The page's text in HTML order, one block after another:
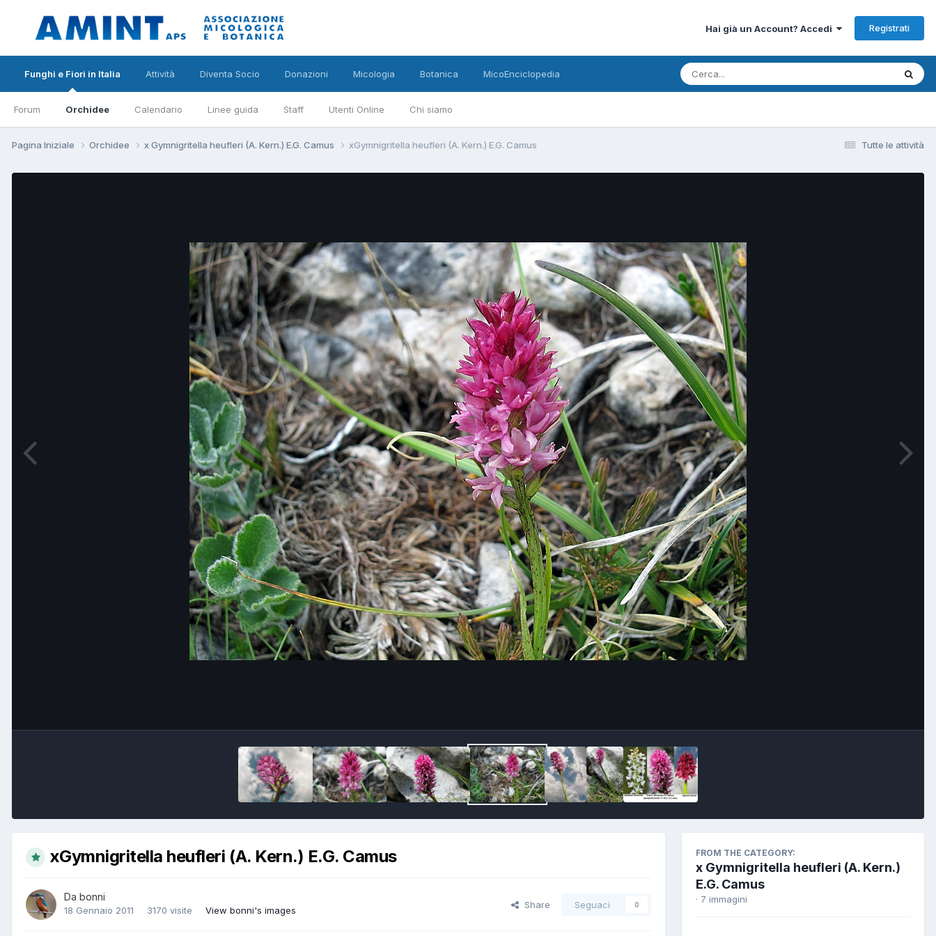
Hai già un Account? Accedi Registrati
Funghi e Fiori in Italia
Forum Orchidee Calendario Linee guida Staff Utenti Online Chi siamo
Attività Diventa Socio Donazioni Micologia Botanica MicoEnciclopedia
Tutte le attività
Pagina Iniziale Orchidee x Gymnigritella heufleri (A. Kern.) E.G. Camus xGymnigritella heufleri (A. Kern.) E.G. Camus
xGymnigritella heufleri (A. Kern.) E.G. Camus
Da bonni
18 Gennaio 2011 3170 visite View bonni's images
Share Seguaci 0
FROM THE CATEGORY:
x Gymnigritella heufleri (A. Kern.)
E.G. Camus
· 7 immagini